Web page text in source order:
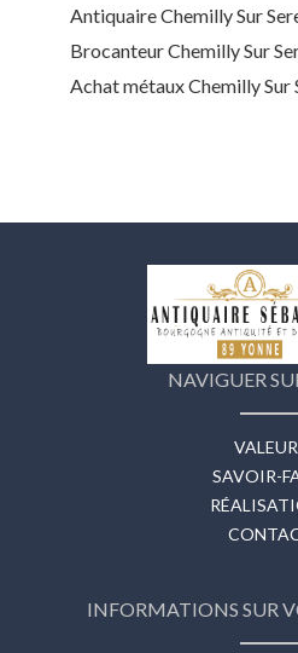
Antiquaire Chemilly Sur
Brocanteur Chemilly Sur
Achat métaux Chemilly Sur
NAVIGUER
SAVOIR-
INFORMATIONS SUR